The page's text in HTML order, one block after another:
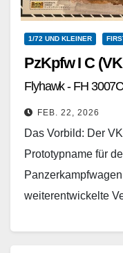
1/72 UND KLEINER
PzKpfw I C
Flyhawk - FH
FEB. 22, 2026
Das Vorbild: Der
Prototypname für
weiterentwickelte